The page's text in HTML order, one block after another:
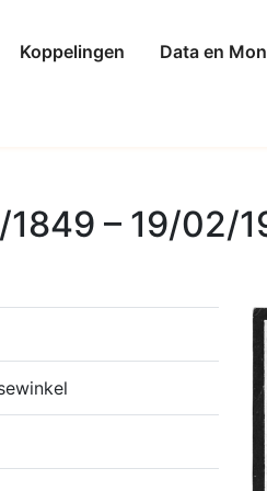
Koppelingen Data en
– 19/02/